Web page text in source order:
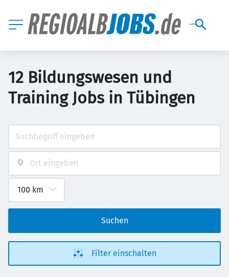
12 Bildungswesen und
Training Jobs in Tübingen
Suchen
Filter einschalten